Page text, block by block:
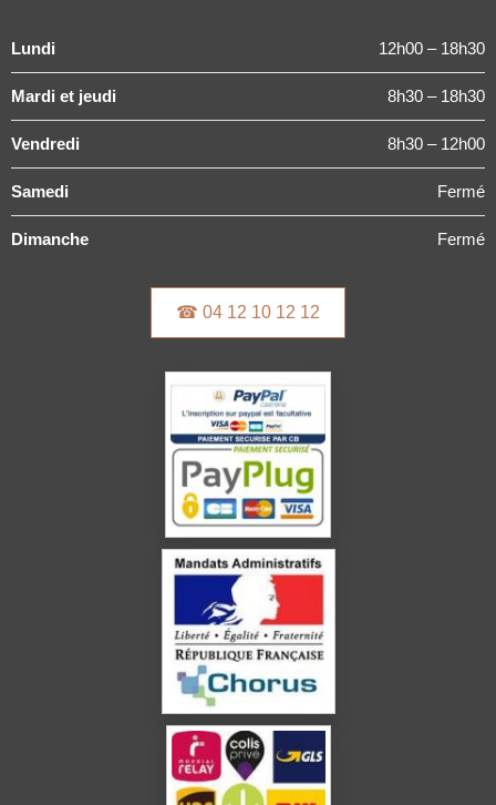
Lundi 12h00 – 18h30
Mardi et jeudi 8h30 – 18h30
Vendredi 8h30 – 12h00
Samedi Fermé
Dimanche Fermé
☎ 04 12 10 12 12